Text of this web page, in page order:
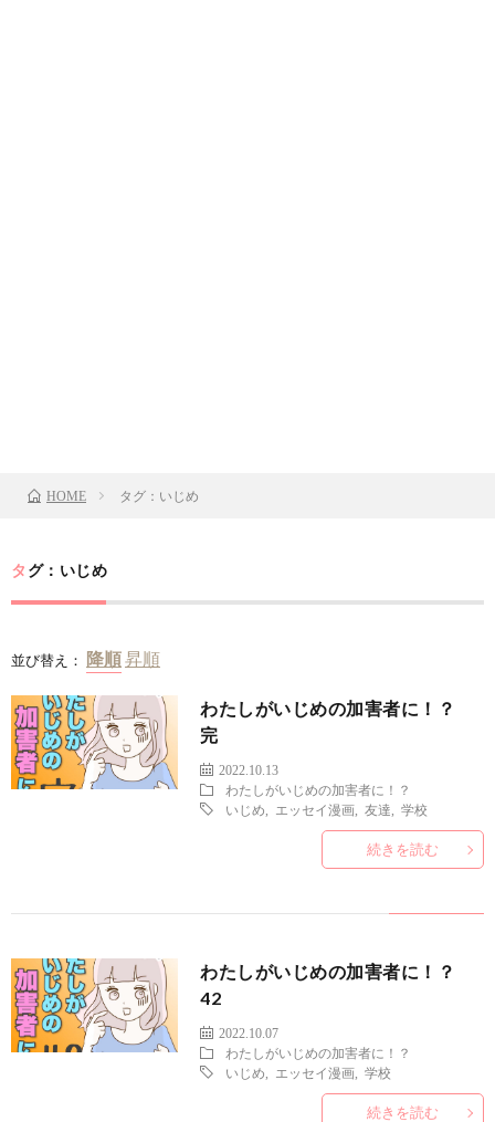
HOME タグ：いじめ
タグ：いじめ
並び替え：
わたしがいじめの加害者に！？
完
2022.10.13
わたしがいじめの加害者に！？
いじめ
エッセイ漫画 友達 ,学校
続きを読む
わたしがいじめの加害者に！？
42
2022.10.07
わたしがいじめの加害者に！？
いじめ
エッセイ漫画 ,学校
続きを読む